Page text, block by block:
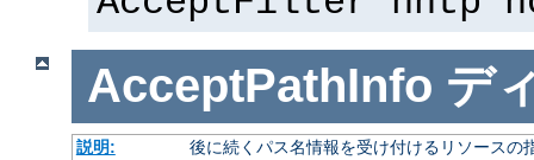
AcceptPathInfo デ
説明:
後に続くパス名情報を受け付けるリソースの